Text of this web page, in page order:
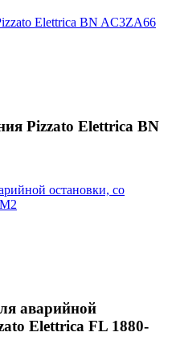
Pizzato Elettrica BN
аварийной
Elettrica FL 1880-